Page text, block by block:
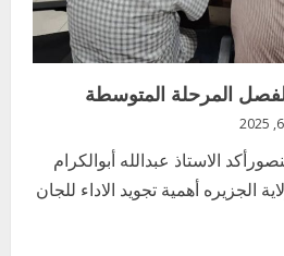
لفصل المرحلة المتوسطة
الاستاذ عبدالله أبوالكرام
الجزيره أهمية تجويد الاداء للجان